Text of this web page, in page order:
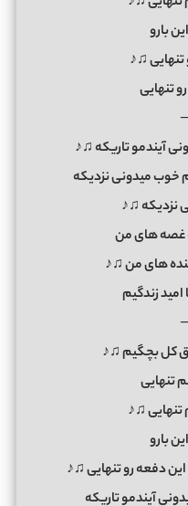
بارو
تنهایی ♫♪
تنهایی
آیندمو تاریکه ♫♪
خوب میدونی نزدیکه
نزدیکه ♫♪
غصه های من
های من ♫♪
امید زندگیم
کل بچگیم ♫♪
تنهایی
♫♪
بارو
این دفعه رو تنهایی ♫♪
آیندمو تاریکه